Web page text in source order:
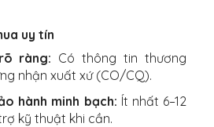
uy tín
ràng: Có thông tin thương
nhận xuất xứ (CO/CQ).
hành minh bạch: Ít nhất 6–12
kỹ thuật khi cần.